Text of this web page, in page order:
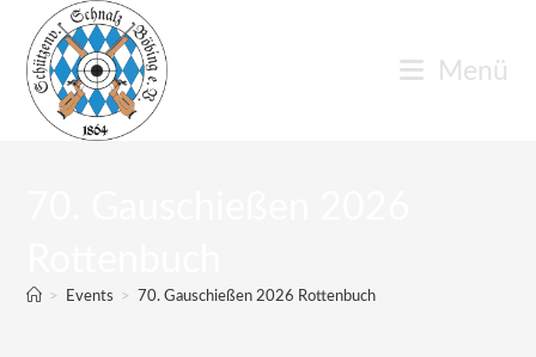
Inhalt
springen
Menü
> Events > 70. Gauschießen 2026 Rottenbuch